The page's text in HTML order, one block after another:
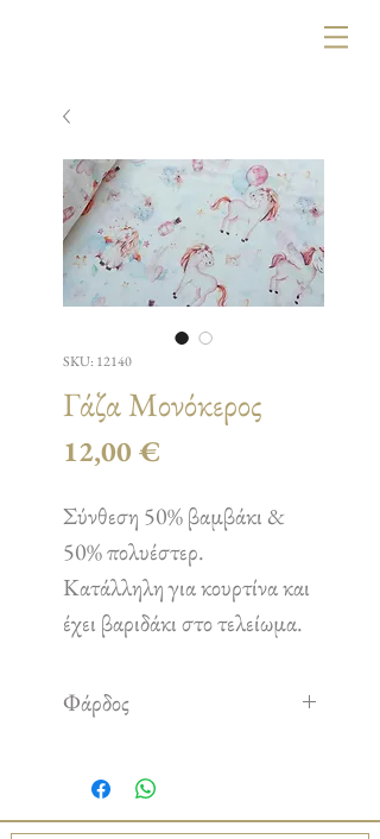
SKU: 12140
Γάζα Μονόκερος
12,00 €
Σύνθεση 50% βαμβάκι &
50% πολυέστερ.
Κατάλληλη για κουρτίνα και
έχει βαριδάκι στο τελείωμα.
Φάρδος